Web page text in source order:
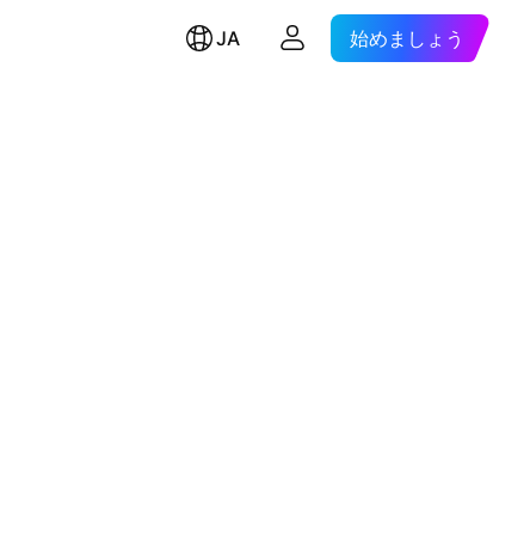
JA 始めましょう